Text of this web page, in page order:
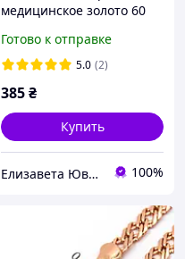
медицинское золото 60
Готово к отправке
5.0 (2)
385₴
Купить
Елизавета Ювелирная бижутерия 100%